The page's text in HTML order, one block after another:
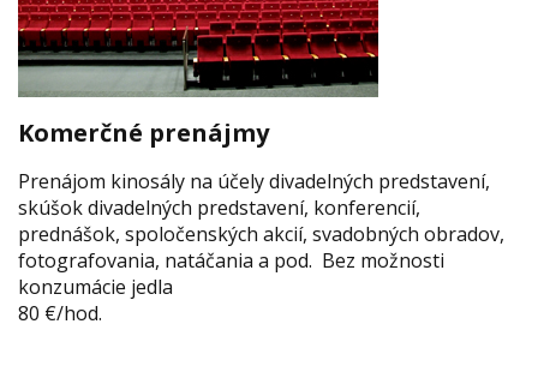
Komerčné prenájmy
Prenájom kinosály na účely divadelných predstavení,
skúšok divadelných predstavení, konferencií,
prednášok, spoločenských akcií, svadobných obradov,
fotografovania, natáčania a pod. Bez možnosti
konzumácie jedla
80 €/hod.